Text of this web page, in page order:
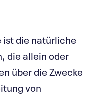
die natürliche
die allein oder
über die Zwecke
von